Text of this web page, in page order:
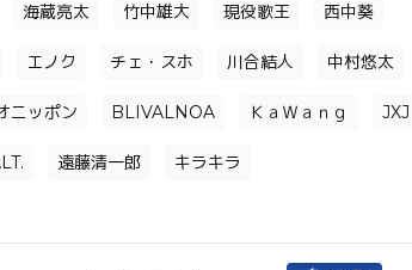
海蔵亮太 竹中雄大 現役歌王 西中葵
エノク チェ・スホ 川合結人 中村悠太
ニッポン BLIVALNOA ＫａＷａｎｇ JXJ
遠藤清一郎 キラキラ